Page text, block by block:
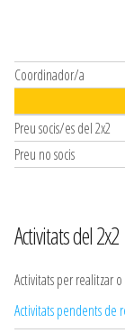
Coordinador/a
Preu socis/es del 2x2
Preu no socis
Activitats del 2x2
Activitats per realitzar
Activitats pendents de